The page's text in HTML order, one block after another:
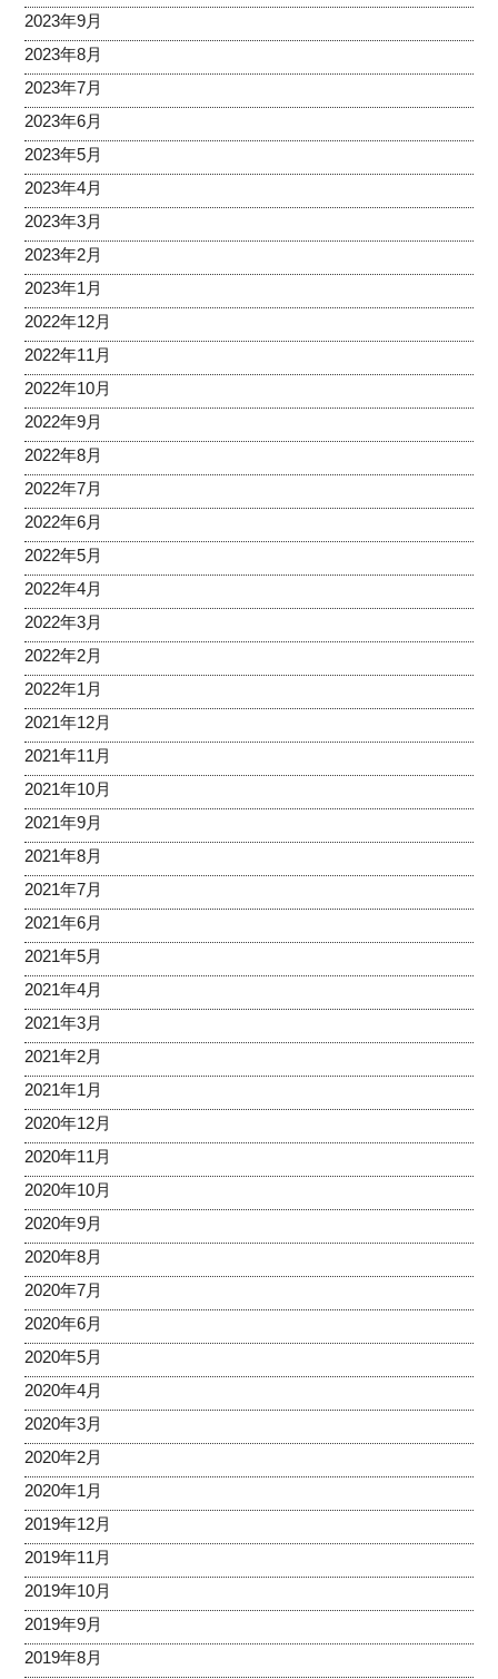
2023年9月
2023年8月
2023年7月
2023年6月
2023年5月
2023年4月
2023年3月
2023年2月
2023年1月
2022年12月
2022年11月
2022年10月
2022年9月
2022年8月
2022年7月
2022年6月
2022年5月
2022年4月
2022年3月
2022年2月
2022年1月
2021年12月
2021年11月
2021年10月
2021年9月
2021年8月
2021年7月
2021年6月
2021年5月
2021年4月
2021年3月
2021年2月
2021年1月
2020年12月
2020年11月
2020年10月
2020年9月
2020年8月
2020年7月
2020年6月
2020年5月
2020年4月
2020年3月
2020年2月
2020年1月
2019年12月
2019年11月
2019年10月
2019年9月
2019年8月